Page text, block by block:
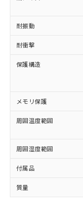
耐振動
耐衝撃
保護構造
メモリ保護
周囲温度範囲
周囲湿度範囲
付属品
質量
正式
様の
ムロ
オム
在庫
事前
示し
マイ
ビス
メン
お客
登録
およ
品・
引・
ル) (DEHP)(別
ルベンジル（
（DBP）
フタル酸エス
図的な使用が
部品在庫の
月が前後す
※3 非含
下記の非含
DBP(フタル酸
イソブチル) :
DEHP(フタル
※2 環境保
「ｅ」：有
準値以下で
「10」：通
質が外部に
及ぼさない
「－」：未
い合わせくだ
全に
いよ
ル、
武器
当社
場合
該第
販売
法に
り引
白